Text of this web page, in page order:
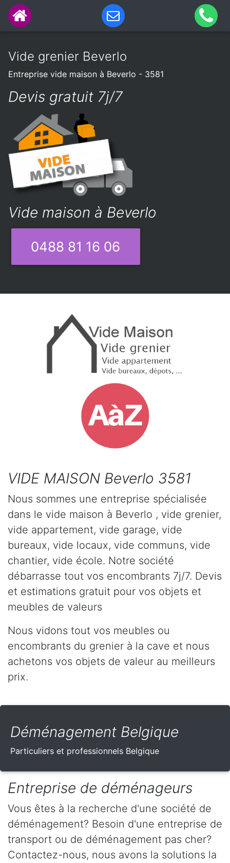
Vide grenier Beverlo
Entreprise vide maison à Beverlo - 3581
Devis gratuit 7j/7
Vide maison à Beverlo
0488 81 16 06
VIDE MAISON Beverlo 3581
Nous sommes une entreprise spécialisée
dans le vide maison à Beverlo , vide grenier,
vide appartement, vide garage, vide
bureaux, vide locaux, vide communs, vide
chantier, vide école. Notre société
débarrasse tout vos encombrants 7j/7. Devis
et estimations gratuit pour vos objets et
meubles de valeurs
Nous vidons tout vos meubles ou
encombrants du grenier à la cave et nous
achetons vos objets de valeur au meilleurs
prix.
Déménagement Belgique
Particuliers et professionnels Belgique
Entreprise de déménageurs
Vous êtes à la recherche d'une société de
déménagement? Besoin d'une entreprise de
transport ou de déménagement pas cher?
Contactez-nous, nous avons la solutions la